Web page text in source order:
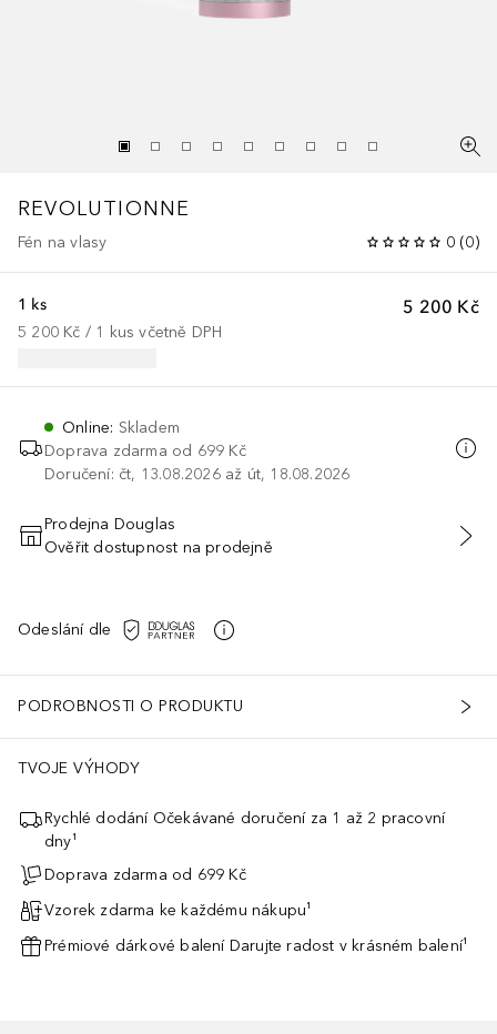
REVOLUTIONNE
Fén na vlasy 0 (0)
5 200 Kč
1 ks
5 200 Kč / 1 kus včetně DPH
Online: Skladem
Doprava zdarma od 699 Kč
Doručení: čt, 13.08.2026 až út, 18.08.2026
PŘIDAT DO KOŠÍKU
Prodejna Douglas
Ověřit dostupnost na prodejně
Odeslání dle
PODROBNOSTI O PRODUKTU
TVOJE VÝHODY
Rychlé dodání Očekávané doručení za 1 až 2 pracovní
dny¹
Doprava zdarma od 699 Kč
Vzorek zdarma ke každému nákupu¹
Prémiové dárkové balení Darujte radost v krásném balení¹